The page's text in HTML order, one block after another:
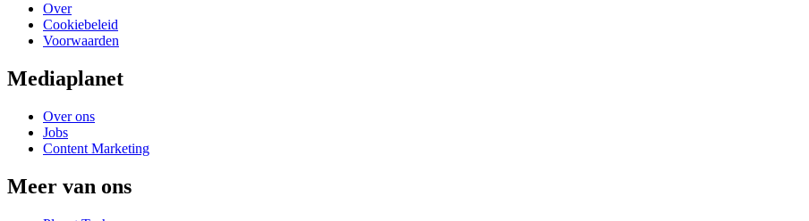
Over
Cookiebeleid
Voorwaarden
Mediaplanet
Over ons
Jobs
Content Marketing
Meer van ons